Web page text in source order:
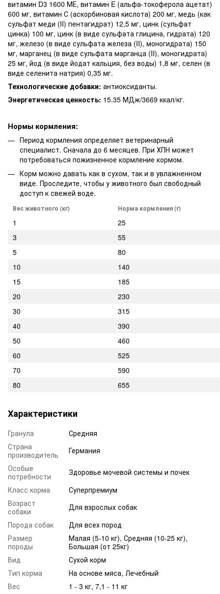
витамин D3 1600 МЕ, витамин E (альфа-токоферола ацетат)
600 мг, витамин С (аскорбиновая кислота) 200 мг, медь (как
сульфат меди (II) пентагидрат) 12,5 мг, цинк (сульфат
цинка) 100 мг, цинк (в виде сульфата глицина, гидрата) 120
мг, железо (в виде сульфата железа (II), моногидрата) 150
мг, марганец (в виде сульфата марганца (II), моногидрата)
25 мг, йод (в виде йодат кальция, без воды) 1,8 мг, селен (в
виде селенита натрия) 0,35 мг.
Технологические добавки: антиоксиданты.
Энергетическая ценность: 15.35 МДж/3669 ккал/кг.
Нормы кормления:
Период кормления определяет ветеринарный
специалист. Сначала до 6 месяцев. При ХПН может
потребоваться пожизненное кормление кормом.
Корм можно давать как в сухом, так и в увлажненном
виде. Проследите, чтобы у животного был свободный
доступ к свежей воде.
Вес животного (кг) Норма кормления (г)
1
25
3
55
5
80
10
140
15
185
20
230
30
315
40
390
50
460
60
525
70
590
80
655
Характеристики
Гранула
Средняя
Страна
производитель
Германия
Особые
потребности
Здоровье мочевой системы и почек
Класс корма
Суперпремиум
Возраст
собаки
Для взрослых собак
Порода собак
Для всех пород
Размер
породы
Малая (5-10 кг), Средняя (10-25 кг),
Большая (от 25кг)
Вид
Сухой корм
Тип корма
На основе мяса, Лечебный
Вес
1 - 3 кг, 7,1 - 11 кг